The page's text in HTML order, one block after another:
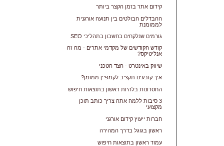
קידום אתר בזמן הקצר ביותר
ההבדלים הבולטים בין תנועה אורגנית
לממומנת
גורמים שנלקחים בחשבון בתהליכי SEO
קודש הקודשים של מקדמי אתרים - מה זה
אנליטיקס?
שיווק באינטרט - הצד הטכני
איך קובעים תקציב לקמפיין ממומן?
החסרונות בלהיות ראשון בתוצאות חיפוש
3 סיבות ללמה אתה צריך כותב תוכן
מקצועי
חברות ייעוץ קידום אורגני
ראשון בגוגל בדרך המהירה
עמוד ראשון בתוצאות חיפוש